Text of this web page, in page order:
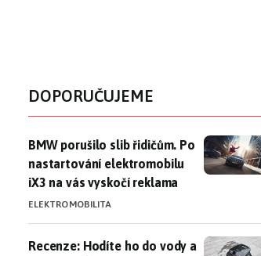
DOPORUČUJEME
BMW porušilo slib řidičům. Po
BMW porušilo slib řidičům. Po
nastartování elektromobilu
iX3 na vás vyskočí reklama
ELEKTROMOBILITA
Recenze: Hodíte ho do vody a můžete
Recenze: Hodíte ho do vody a